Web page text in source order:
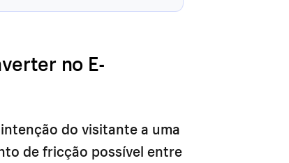
no E-
do visitante a uma
de fricção possível entre